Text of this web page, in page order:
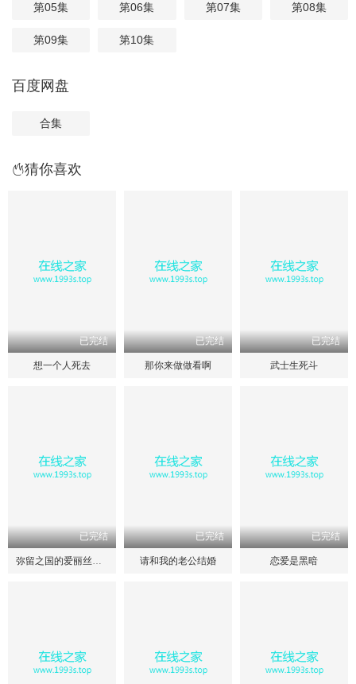
第05集 第06集 第07集 第08集
第09集 第10集
百度网盘
合集
猜你喜欢
已完结
想一个人死去
已完结
那你来做做看啊
已完结
武士生死斗
已完结
弥留之国的爱丽丝第三季
已完结
请和我的老公结婚
已完结
恋爱是黑暗